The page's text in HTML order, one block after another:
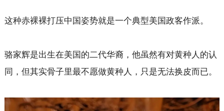
这种赤裸裸打压中国姿势就是一个典型美国政客作派。
骆家辉是出生在美国的二代华裔，他虽然有对黄种人的认
同，但其实骨子里最不愿做黄种人，只是无法换皮而已。